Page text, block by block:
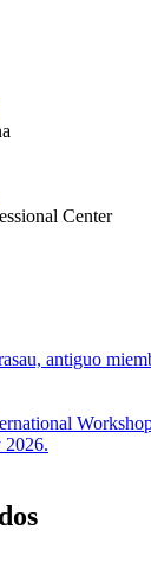
Center
antiguo
2026.